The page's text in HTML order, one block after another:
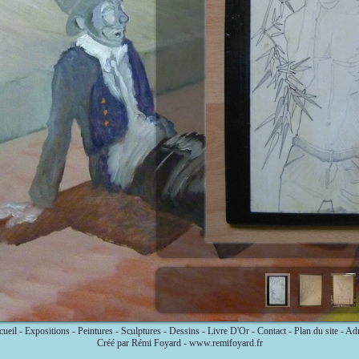
- Expositions- Peintures- Sculptures- Dessins- Livre D'Or- Contact- Plan du site-
Créé par Rémi Foyard - www.remifoyard.fr